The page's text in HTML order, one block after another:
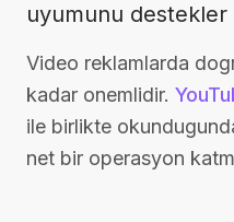
uyumunu destekler
Video reklamlarda
kadar onemlidir.
ile birlikte
net bir operasyon